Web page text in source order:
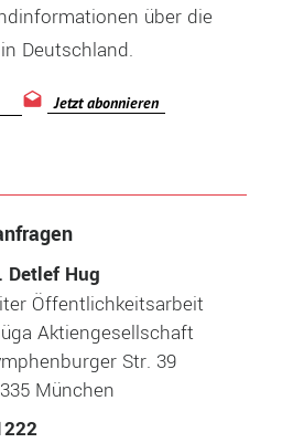
über die
Deutschland.
Jetzt abonnieren
Detlef Hug
Öffentlichkeitsarbeit
Aktiengesellschaft
Str. 39
München